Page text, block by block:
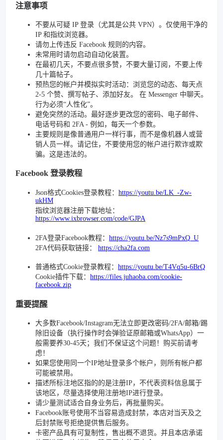
注意事项
不要从可疑 IP 登录（尤其是公共 VPN）。仅使用干净的
IP 和指纹浏览器。
请勿上传违反 Facebook 规则的内容。
未常用时请勿启动自动化装置。
在最初几天，不要点很多赞，不要大量订阅，不要上传
几十篇帖子。
预热您的帐户并模拟实时活动：浏览您的动态、每天点
2-5 个赞、撰写帖子、添加好友。 在 Messenger 中聊天。
行为必须“人性化”。
避免突然的活动。最好逐步更改您的密码、电子邮件、
电话号码和 2FA - 例如，每天一个参数。
主要规则是像普通用户一样行事，而不是像机器人或营
销人员一样。请记住，不要使用您的帐户进行欺诈或欺
骗。这是违法的。
Facebook 登录教程
Json格式Cookies登录教程： https://youtu.be/LK_-Zw-
ukHM
指纹浏览器注册下载地址：
https://www.ixbrowser.com/code/GJPA
2FA登录Facebook教程： https://youtu.be/Nz7s9mPxQ_U
2FA代码获取链接： https://cha2fa.com
普通格式Cookie登录教程： https://youtu.be/T4Vq5u-6BrQ
Cookie插件下载： https://files.juhaoba.com/cookie-
facebook.zip
重要提醒
大多数Facebook/Instagram无法立即更改密码/2FA/邮箱/踢
除旧设备（执行操作时会弹验证原邮箱或WhatsApp）一
般需要养30-45天；我们不保证这个问题！购买前请考
虑！
如果您使用同一个IP地址登录多个帐户，则所有帐户都
可能被禁用。
描述所标注地区指的的是注册IP，不代表资料信息属于
该地区，尽量选择使用注册地IP进行登录。
请少量测试适合自身业务后，再批量购买。
Facebook账号使用不当容易造成封禁，本店对当天及之
后封禁账号拒绝提供售后服务。
卡密产品具有可复制性，售出概不退货。并且本店承诺